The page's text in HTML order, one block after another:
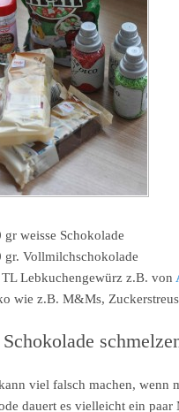
gr weisse Schokolade
gr. Vollmilchschokolade
Lebkuchengewürz z.B. von
wie z.B. M&Ms,
viel falsch machen, wenn
dauert es vielleicht ein